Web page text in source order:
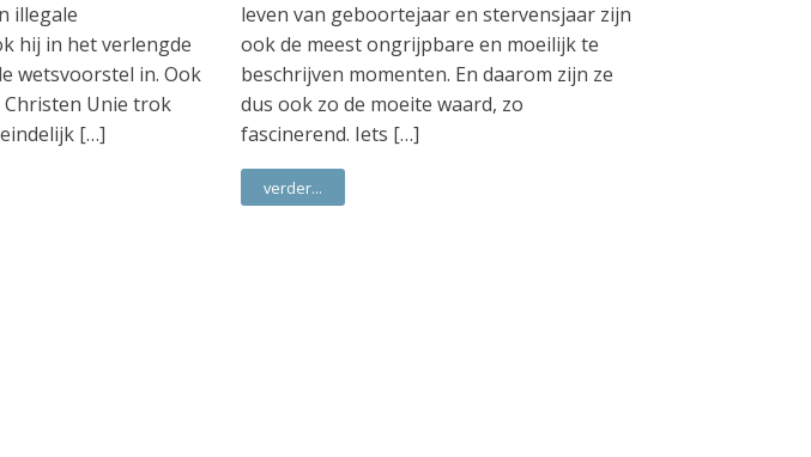
illegale
hij in het verlengde
wetsvoorstel in. Ook
Unie trok
[…]
leven van geboortejaar en stervensjaar zijn
ook de meest ongrijpbare en moeilijk te
beschrijven momenten. En daarom zijn ze
dus ook zo de moeite waard, zo
fascinerend. Iets […]
verder...